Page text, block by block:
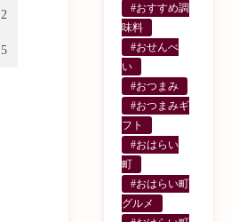
2
5
#おすすめ調
味料
#おせんべ
い
#おつまみ
#おつまみギ
フト
#おはらい
町
#おはらい町
グルメ